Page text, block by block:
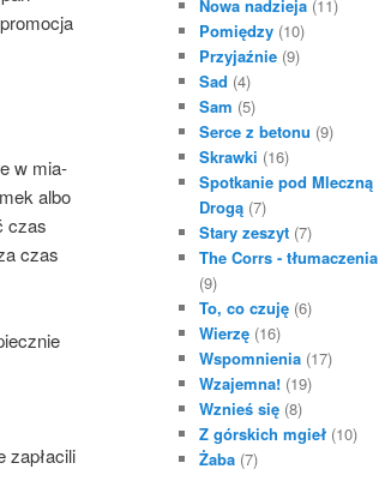
w mia­
albo
czas
czas
zapła­ci­li
Nowa nadzieja(11)
Pomiędzy(10)
Przyjaźnie(9)
Sad (4)
Sam (5)
Serce z betonu (9)
Skrawki (16)
Spotkanie pod Mleczną
Drogą(7)
Stary zeszyt(7)
The Corrs - tłumaczenia
(9)
To, co czuję(6)
Wierzę(16)
Wspomnienia(17)
Wzajemna!(19)
Wznieś się(8)
Z górskich mgieł(10)
Żaba(7)